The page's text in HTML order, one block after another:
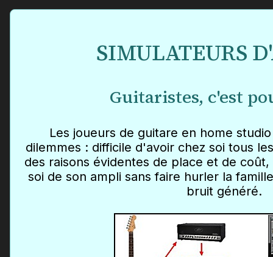
SIMULATEURS
Guitaristes, c'est
Les joueurs de guitare en home
dilemmes : difficile d'avoir chez soi tous
des raisons évidentes de place et de
soi de son ampli sans faire hurler la
bruit généré.